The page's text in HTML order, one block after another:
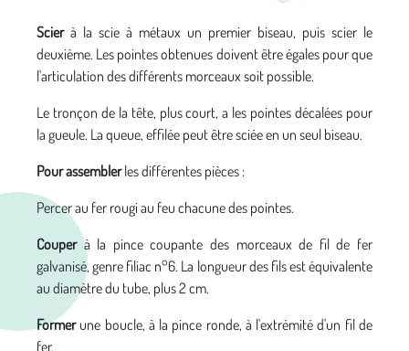
Scierà la scie à métaux un premier biseau, puis scier le
deuxième. Les pointes obtenues doivent être égales pour que
l'articulation des différents morceaux soit possible.
Le tronçon de la tête, plus court, a les pointes décalées pour
la gueule. La queue, effilée peut être sciée en un seul biseau.
Pour assemblerles différentes pièces :
Percer au fer rougi au feu chacune des pointes.
Couperà la pince coupante des morceaux de fil de fer
galvanisé, genre filiac n°6. La longueur des fils est équivalente
au diamètre du tube, plus 2 cm.
Formerune boucle, à la pince ronde, à l'extrémité d'un fil de
fer.